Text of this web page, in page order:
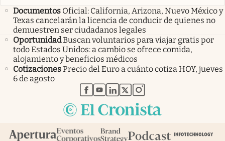
Documentos Oficial: California, Arizona, Nuevo México y
Texas cancelarán la licencia de conducir de quienes no
demuestren ser ciudadanos legales
OportunidadBuscan voluntarios para viajar gratis por
todo Estados Unidos: a cambio se ofrece comida,
alojamiento y beneficios médicos
CotizacionesPrecio del Euro a cuánto cotiza HOY, jueves
6 de agosto
abre en nueva pestaña
abre en nueva pestaña
abre en nueva pestaña
abre en nueva pestaña
abre en nueva pestaña